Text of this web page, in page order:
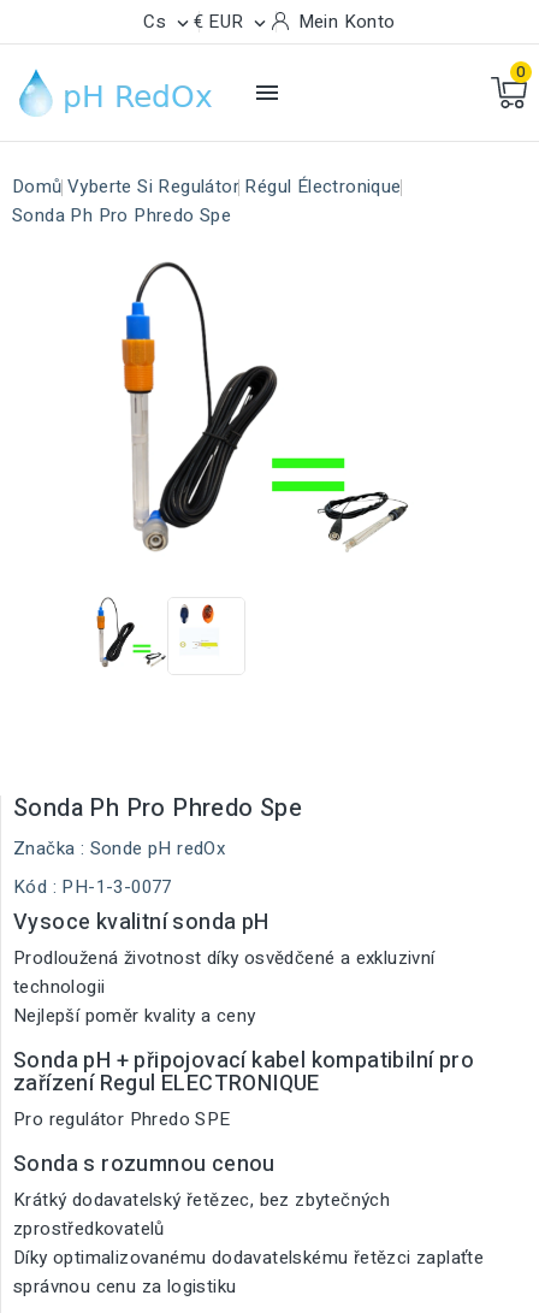
Cs  € EUR  Mein Konto

0
Domů Vyberte Si Regulátor Régul Électronique
Sonda Ph Pro Phredo Spe
Sonda Ph Pro Phredo Spe
Značka : Sonde pH redOx
Kód : PH-1-3-0077
Vysoce kvalitní sonda pH
Prodloužená životnost díky osvědčené a exkluzivní
technologii
Nejlepší poměr kvality a ceny
Sonda pH + připojovací kabel kompatibilní pro
zařízení Regul ELECTRONIQUE
Pro regulátor Phredo SPE
Sonda s rozumnou cenou
Krátký dodavatelský řetězec, bez zbytečných
zprostředkovatelů
Díky optimalizovanému dodavatelskému řetězci zaplaťte
správnou cenu za logistiku